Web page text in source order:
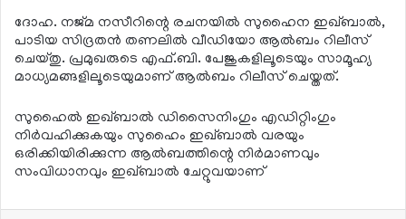
ദോഹ. നജ്മ നസീറിന്റെ രചനയില്‍ സുഹൈന ഇഖ്ബാല്‍,
പാടിയ സിദ്രതന്‍ തണലില്‍ വീഡിയോ ആല്‍ബം റിലീസ്
ചെയ്തു. പ്രമുഖരുടെ എഫ്.ബി. പേജുകളിലൂടെയും സാമൂഹ്യ
മാധ്യമങ്ങളിലൂടെയുമാണ് ആല്‍ബം റിലീസ് ചെയ്തത്.
സുഹൈല്‍ ഇഖ്ബാല്‍ ഡിസൈനിംഗും എഡിറ്റിംഗും
നിര്‍വഹിക്കുകയും സുഹൈം ഇഖ്ബാല്‍ വരയും
ഒരിക്കിയിരിക്കുന്ന ആല്‍ബത്തിന്റെ നിര്‍മാണവും
സംവിധാനവും ഇഖ്ബാല്‍ ചേറ്റുവയാണ്